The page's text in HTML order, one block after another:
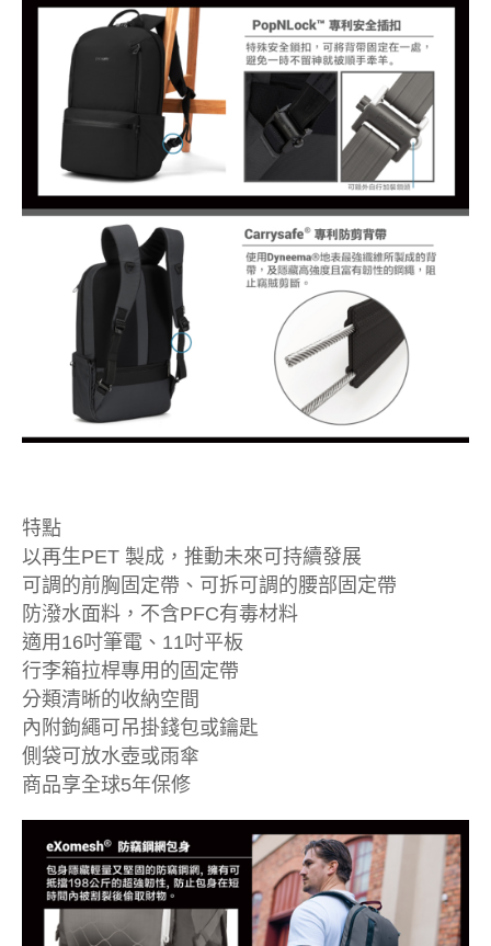
特點
以再生PET 製成，推動未來可持續發展
可調的前胸固定帶、可拆可調的腰部固定帶
防潑水面料，不含PFC有毒材料
適用16吋筆電、11吋平板
行李箱拉桿專用的固定帶
分類清晰的收納空間
內附鉤繩可吊掛錢包或鑰匙
側袋可放水壺或雨傘
商品享全球5年保修